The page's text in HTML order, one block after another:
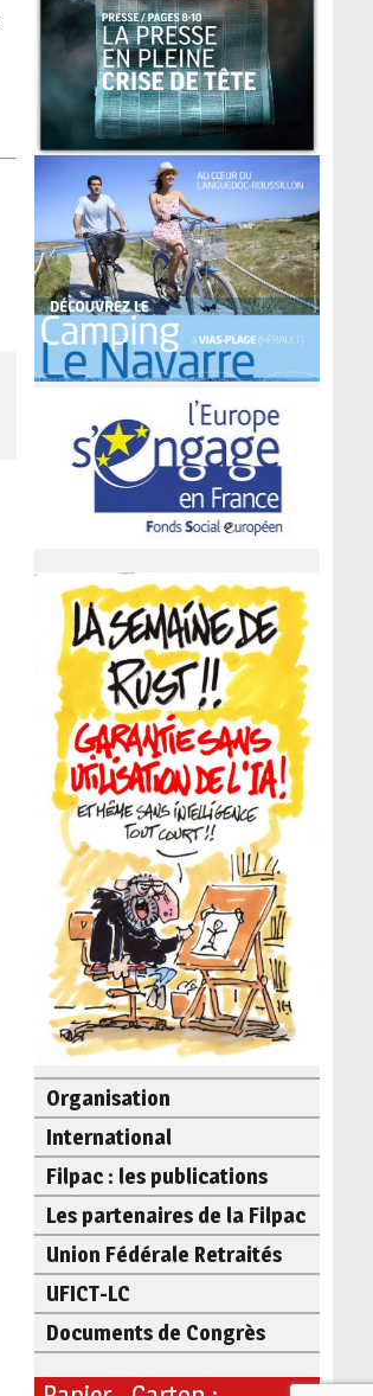
Organisation
International
Filpac : les publications
Les partenaires de la Filpac
Union Fédérale Retraités
UFICT-LC
Documents de Congrès